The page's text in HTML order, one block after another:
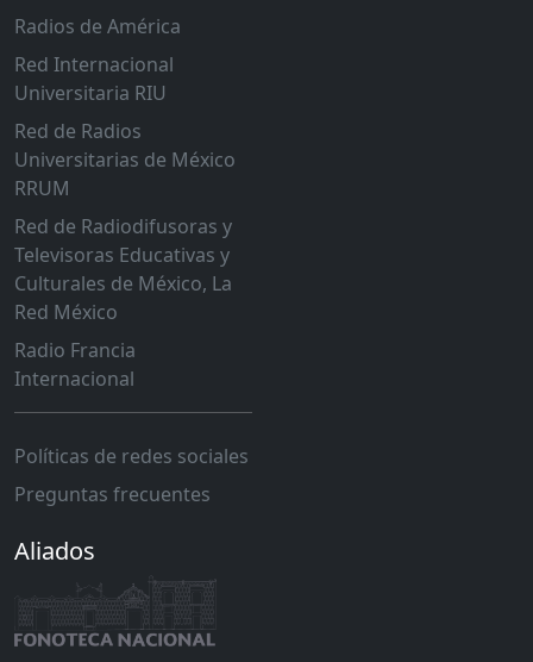
Radios de América
Red Internacional
Universitaria RIU
Red de Radios
Universitarias de México
RRUM
Red de Radiodifusoras y
Televisoras Educativas y
Culturales de México, La
Red México
Radio Francia
Internacional
Políticas de redes sociales
Preguntas frecuentes
Aliados